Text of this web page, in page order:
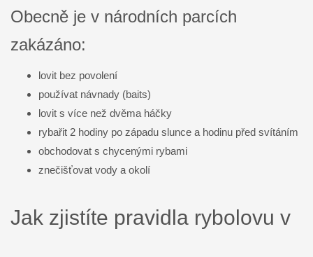
Obecně je v národních parcích
zakázáno:
lovit bez povolení
používat návnady (baits)
lovit s více než dvěma háčky
rybařit 2 hodiny po západu slunce a hodinu před svítáním
obchodovat s chycenými rybami
znečišťovat vody a okolí
Jak zjistíte pravidla rybolovu v